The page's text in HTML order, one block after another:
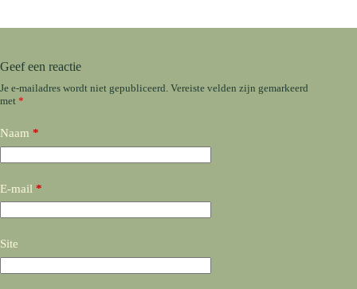
Geef een reactie
Je e-mailadres wordt niet gepubliceerd. Vereiste velden zijn gemarkeerd
met *
Naam *
E-mail *
Site